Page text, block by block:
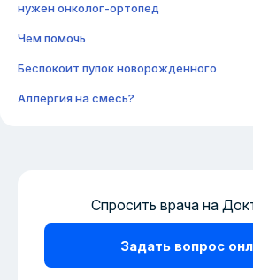
нужен онколог-ортопед
Чем помочь
Беспокоит пупок новорожденного
Аллергия на смесь?
Спросить врача на
Задать вопрос